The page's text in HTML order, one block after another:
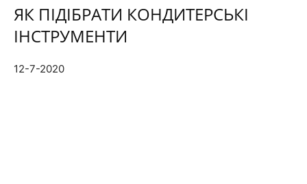
ЯК ПІДІБРАТИ КОНДИТЕРСЬКІ
ІНСТРУМЕНТИ
12-7-2020